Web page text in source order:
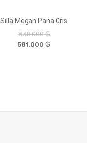
Silla Megan Pana Gris
830.000 ₲
581.000 ₲